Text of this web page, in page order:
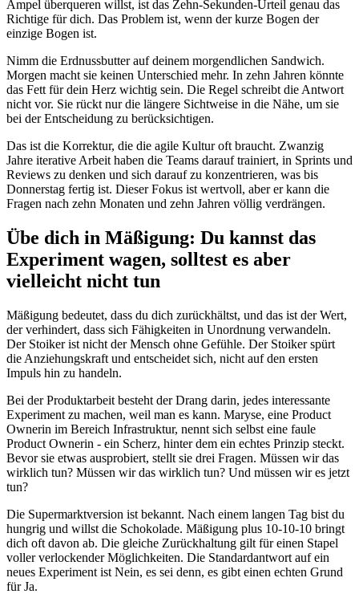
Ampel überqueren willst, ist das Zehn-Sekunden-Urteil genau das
Richtige für dich. Das Problem ist, wenn der kurze Bogen der
einzige Bogen ist.
Nimm die Erdnussbutter auf deinem morgendlichen Sandwich.
Morgen macht sie keinen Unterschied mehr. In zehn Jahren könnte
das Fett für dein Herz wichtig sein. Die Regel schreibt die Antwort
nicht vor. Sie rückt nur die längere Sichtweise in die Nähe, um sie
bei der Entscheidung zu berücksichtigen.
Das ist die Korrektur, die die agile Kultur oft braucht. Zwanzig
Jahre iterative Arbeit haben die Teams darauf trainiert, in Sprints und
Reviews zu denken und sich darauf zu konzentrieren, was bis
Donnerstag fertig ist. Dieser Fokus ist wertvoll, aber er kann die
Fragen nach zehn Monaten und zehn Jahren völlig verdrängen.
Übe dich in Mäßigung: Du kannst das
Experiment wagen, solltest es aber
vielleicht nicht tun
Mäßigung bedeutet, dass du dich zurückhältst, und das ist der Wert,
der verhindert, dass sich Fähigkeiten in Unordnung verwandeln.
Der Stoiker ist nicht der Mensch ohne Gefühle. Der Stoiker spürt
die Anziehungskraft und entscheidet sich, nicht auf den ersten
Impuls hin zu handeln.
Bei der Produktarbeit besteht der Drang darin, jedes interessante
Experiment zu machen, weil man es kann. Maryse, eine Product
Ownerin im Bereich Infrastruktur, nennt sich selbst eine faule
Product Ownerin - ein Scherz, hinter dem ein echtes Prinzip steckt.
Bevor sie etwas ausprobiert, stellt sie drei Fragen. Müssen wir das
wirklich tun? Müssen wir das wirklich tun? Und müssen wir es jetzt
tun?
Die Supermarktversion ist bekannt. Nach einem langen Tag bist du
hungrig und willst die Schokolade. Mäßigung plus 10-10-10 bringt
dich oft davon ab. Die gleiche Zurückhaltung gilt für einen Stapel
voller verlockender Möglichkeiten. Die Standardantwort auf ein
neues Experiment ist Nein, es sei denn, es gibt einen echten Grund
für Ja.